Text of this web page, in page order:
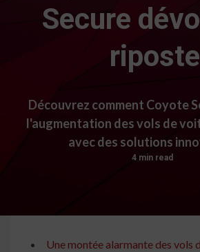
Secure
riposte
Découvrez comment Coyote
l'augmentation des vols de
avec des solutions
4 min read
Une montée alarmante des vols